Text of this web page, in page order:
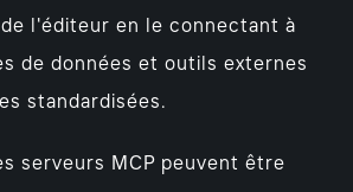
l'éditeur en le connectant à
de données et outils externes
standardisées.
serveurs MCP peuvent être